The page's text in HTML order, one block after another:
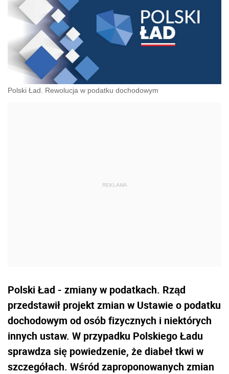
Polski Ład. Rewolucja w podatku dochodowym
Polski Ład - zmiany w podatkach. Rząd
przedstawił projekt zmian w Ustawie o podatku
dochodowym od osób fizycznych i niektórych
innych ustaw. W przypadku Polskiego Ładu
sprawdza się powiedzenie, że diabeł tkwi w
szczegółach. Wśród zaproponowanych zmian